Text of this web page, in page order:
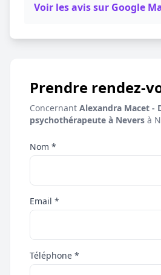
Voir les avis sur Google
Prendre rendez-
Concernant Alexandra Macet -
psychothérapeute à Nevers à
Nom *
Email *
Téléphone *